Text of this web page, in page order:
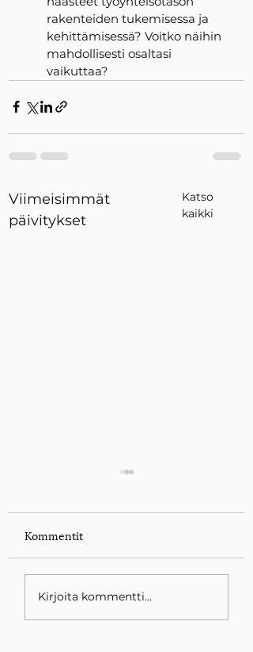
rakenteiden tukemisessa ja
kehittämisessä? Voitko näihin
mahdollisesti osaltasi
vaikuttaa?
Viimeisimmät
päivitykset
Katso
kaikki
Miten esihenkilö tai
Kommentit
Kirjoita kommentti...